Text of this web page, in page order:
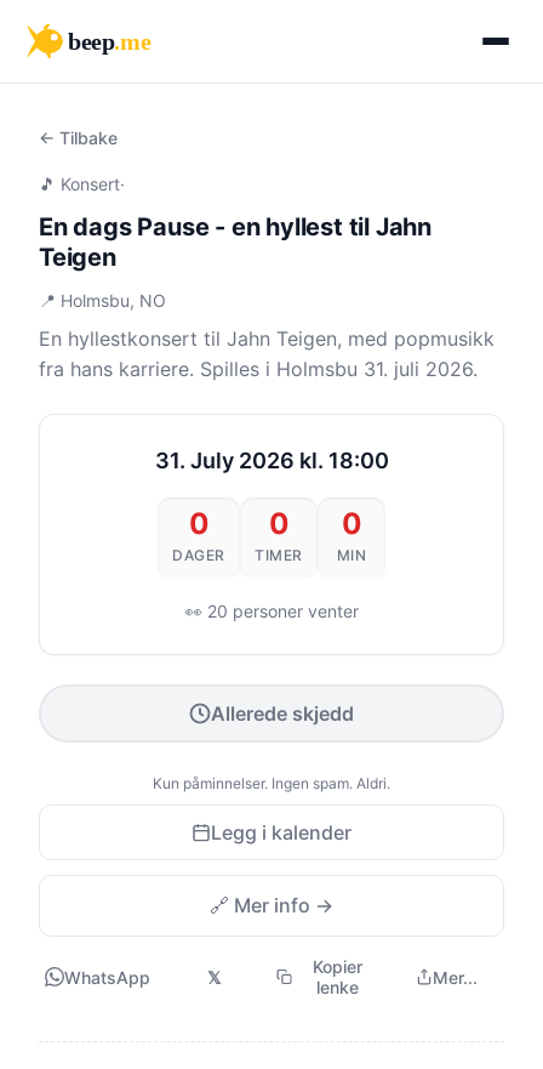
beep.me
← Tilbake
🎵 Konsert·
En dags Pause - en hyllest til Jahn
Teigen
📍 Holmsbu, NO
En hyllestkonsert til Jahn Teigen, med popmusikk
fra hans karriere. Spilles i Holmsbu 31. juli 2026.
31. July 2026 kl. 18:00
0
DAGER
0
TIMER
0
MIN
👀 20 personer venter
Allerede skjedd
Kun påminnelser. Ingen spam. Aldri.
Legg i kalender
🔗 Mer info →
WhatsApp 𝕏
Kopier
lenke
Mer...